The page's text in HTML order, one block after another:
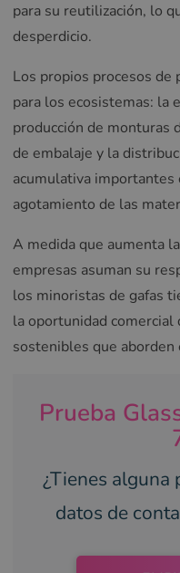
para su reutilización, lo
desperdicio.
Los propios procesos de
para los ecosistemas: la
producción de monturas
de embalaje y la
acumulativa
agotamiento de las
A medida que aumenta
empresas asuman su
los minoristas de gafas
la oportunidad comercial
sostenibles que aborden
Prueba
¿Tienes alguna
datos de